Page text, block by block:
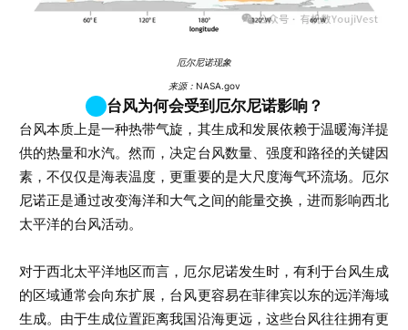
厄尔尼诺现象
来源：NASA.gov
台风为何会受到厄尔尼诺影响？
台风本质上是一种热带气旋，其生成和发展依赖于温暖海洋提
供的热量和水汽。然而，决定台风数量、强度和路径的关键因
素，不仅仅是海表温度，更重要的是大尺度海气环流场。厄尔
尼诺正是通过改变海洋和大气之间的能量交换，进而影响西北
太平洋的台风活动。
对于西北太平洋地区而言，厄尔尼诺发生时，有利于台风生成
的区域通常会向东扩展，台风更容易在菲律宾以东的远洋海域
生成。由于生成位置距离我国沿海更远，这些台风往往拥有更